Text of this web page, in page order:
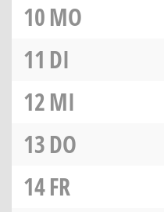
10MO
11 DI
12MI
13DO
14FR